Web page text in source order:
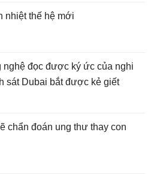
nhiệt thế hệ mới
nghệ đọc được ký ức của nghi
sát Dubai bắt được kẻ giết
chẩn đoán ung thư thay con